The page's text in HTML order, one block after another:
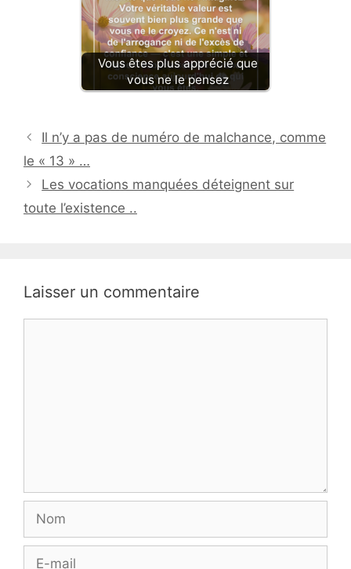
Vous êtes plus apprécié que
vous ne le pensez
Il n’y a pas de numéro de malchance, comme
le « 13 » …
Les vocations manquées déteignent sur
toute l’existence ..
Laisser un commentaire